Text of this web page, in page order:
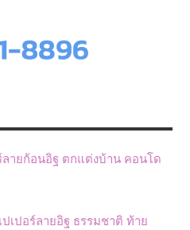
ลายก้อนอิฐ ตกแต่งบ้าน คอนโด
เปอร์ลายอิฐ ธรรมชาติ ท้าย